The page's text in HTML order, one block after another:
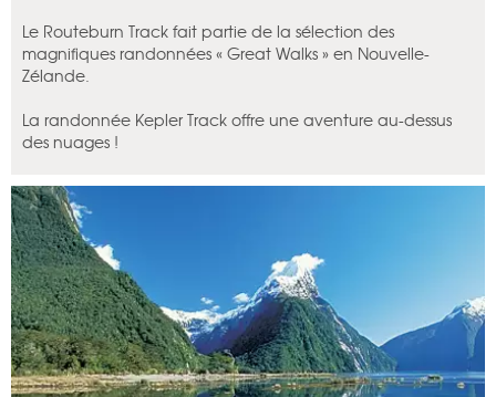
Le Routeburn Track fait partie de la sélection des
magnifiques randonnées « Great Walks » en Nouvelle-
Zélande.
La randonnée Kepler Track offre une aventure au-dessus
des nuages !